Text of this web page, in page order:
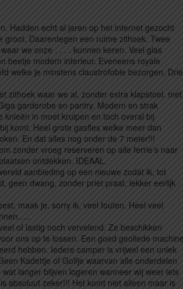
Hadden echt al jaren op het internet gezocht
Daarentegen een ruime zithoek. Twee
we onze . . . . kunnen keren. Veel glas
beetje modern interieur. Eveneens royale
welke je minstens claustrofobie bezorgen. Drie
zithoek waar we al, zonder extra klapstoel. met
garderobe en pantry. Modern en strak
in moet kruipen en toch overal bij
komt. Heel grote gasfles welke meer dan
En dat alles nog onder de 7 meter!!!
zonder vroeg reserveren op alle ferrie’s naar
ontdekken. IDEAAL.
aanbieding op een nieuwe zodat ik, tot
geen dwang, zonder priet praat, lekker eerlijk
maak je, sorry ik, veel fouten. Heel veel
of lastig noch vervelend. Ze beschikken
ons op te lossen. Een goed geoliede
hebben. Iedere camper is vrijwel een uniek
Kadettje of Golfje waarvan alle onderdelen
langer blijven logeren wanneer wij weer iets
absoluut zeker!!! Het komt niet alleen maar is